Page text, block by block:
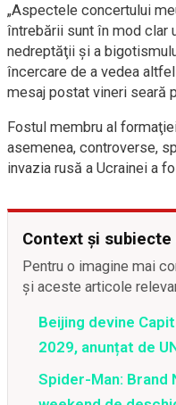
„Aspectele concertului
întrebării sunt în mod clar
nedreptăţii şi a
încercare de a vedea
mesaj postat vineri seară
Fostul membru al
asemenea, controverse,
invazia rusă a Ucrainei a
Context și subiecte
Pentru o imagine mai
și aceste articole
Beijing devine
2029, anunțat de
Spider-Man: Brand